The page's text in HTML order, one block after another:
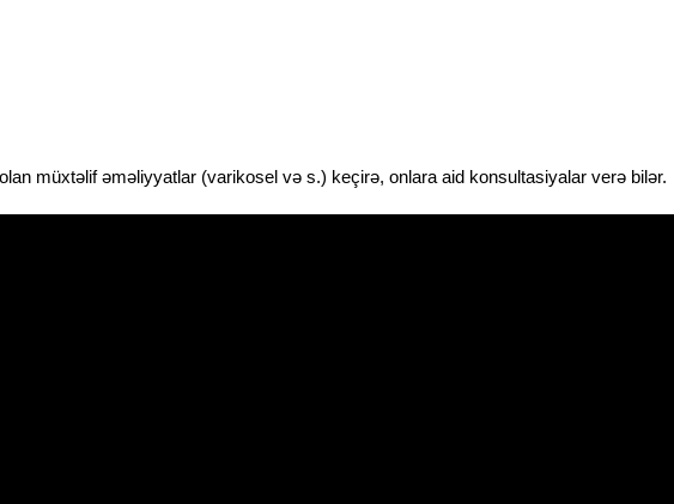
müxtəlif əməliyyatlar (varikosel və s.) keçirə, onlara aid konsultasiyalar verə bilər.